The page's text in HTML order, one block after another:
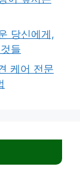
당신에게,
들
케어 전문